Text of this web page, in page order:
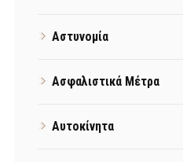
Αστυνομία
Ασφαλιστικά Μέτρα
Αυτοκίνητα